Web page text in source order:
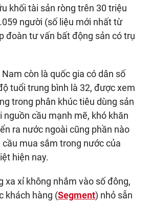
khối tài sản ròng trên 30 triệu
người (số liệu mới nhất từ
đoàn tư vấn bất động sản có trụ
còn là quốc gia có dân số
tuổi trung bình là 32, được xem
trong phân khúc tiêu dùng sản
nguồn cầu mạnh mẽ, khó khăn
ra nước ngoài cũng phần nào
mua sắm trong nước của
hiện nay.
xa xỉ không nhắm vào số đông,
khách hàng (Segment) nhỏ sẵn